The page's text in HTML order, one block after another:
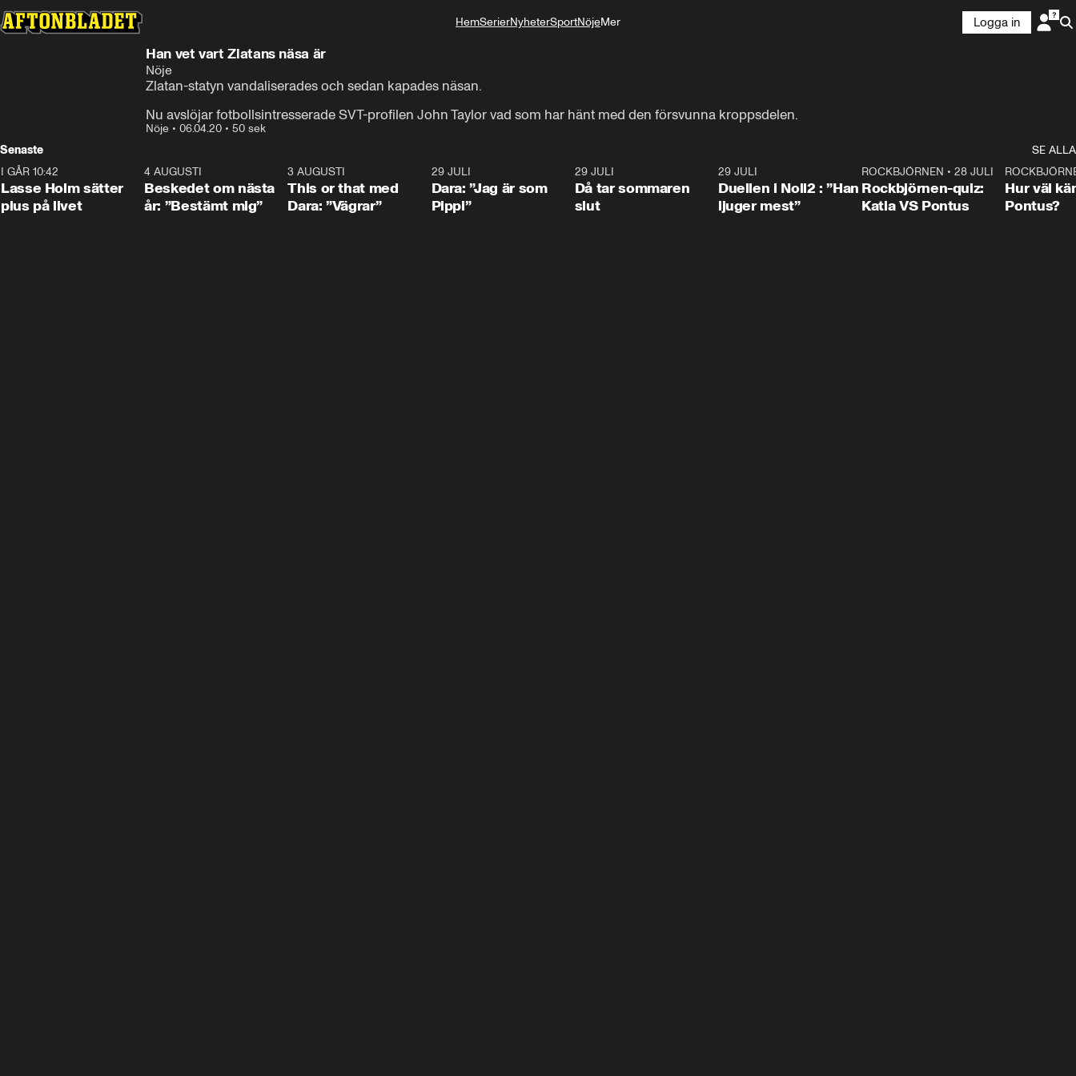
HemSerierNyheterSportNöjeMer
Logga in
Han vet vart Zlatans näsa är
Nöje
Zlatan-statyn vandaliserades och sedan kapades näsan.
Nu avslöjar fotbollsintresserade SVT-profilen John Taylor vad som har hänt med den försvunna kroppsdelen.
Nöje • 06.04.20 • 50 sek
Senaste
SE ALLA
1:04
I GÅR 10:42
Lasse Holm sätter
plus på livet
0:24
4 AUGUSTI
Beskedet om nästa
år: ”Bestämt mig”
3 AUGUSTI
This or that med
Dara: ”Vägrar”
29 JULI
Dara: ”Jag är som
Pippi”
29 JULI
Då tar sommaren
slut
29 JULI
Duellen i Noll2 : ”Han
ljuger mest”
0:15
ROCKBJÖRNEN •28 JULI
Rockbjörnen-quiz:
Katia VS Pontus
Hur väl
Pontus?